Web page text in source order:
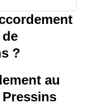
?
au